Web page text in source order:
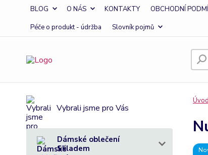
BLOG O NÁS KONTAKTY OBCHODNÍ
Péče o produkt - údržba
Slovník pojmů
Vybrali jsme pro Vás
Dámské oblečení
Skladem
Úvod